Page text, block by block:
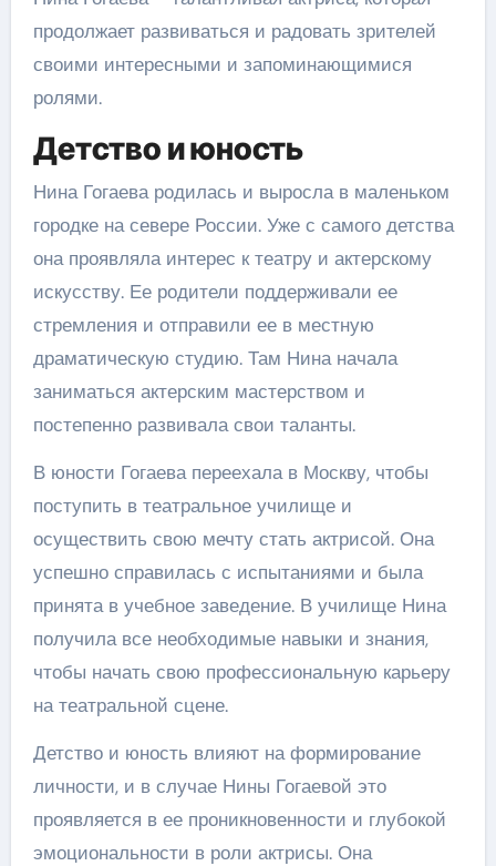
продолжает развиваться и радовать зрителей
своими интересными и запоминающимися
ролями.
Детство и юность
Нина Гогаева родилась и выросла в маленьком
городке на севере России. Уже с самого детства
она проявляла интерес к театру и актерскому
искусству. Ее родители поддерживали ее
стремления и отправили ее в местную
драматическую студию. Там Нина начала
заниматься актерским мастерством и
постепенно развивала свои таланты.
В юности Гогаева переехала в Москву, чтобы
поступить в театральное училище и
осуществить свою мечту стать актрисой. Она
успешно справилась с испытаниями и была
принята в учебное заведение. В училище Нина
получила все необходимые навыки и знания,
чтобы начать свою профессиональную карьеру
на театральной сцене.
Детство и юность влияют на формирование
личности, и в случае Нины Гогаевой это
проявляется в ее проникновенности и глубокой
эмоциональности в роли актрисы. Она